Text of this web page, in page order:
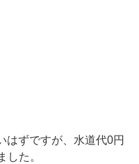
はずですが、水道代0円
した。